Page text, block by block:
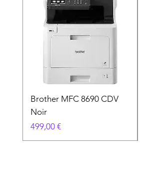
Brother MFC 8690 CDV
Noir
Prix
499,00 €